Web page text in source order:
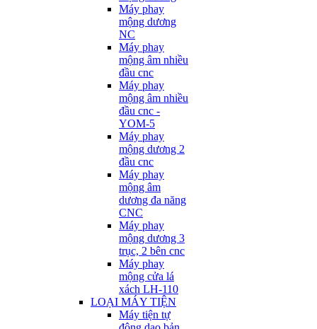
Máy phay
mộng dương
NC
Máy phay
mộng âm nhiều
đầu cnc
Máy phay
mộng âm nhiều
đầu cnc -
YOM-5
Máy phay
mộng dương 2
đầu cnc
Máy phay
mộng âm
dương đa năng
CNC
Máy phay
mộng dương 3
trục, 2 bên cnc
Máy phay
mộng cửa lá
xách LH-110
LOẠI MÁY TIỆN
Máy tiện tự